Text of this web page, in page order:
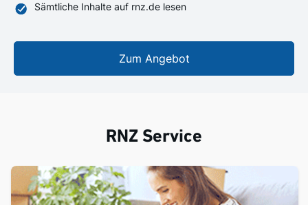
Sämtliche Inhalte auf rnz.de lesen
Zum Angebot
RNZ Service